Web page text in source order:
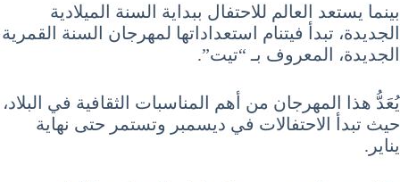
بينما يستعد العالم للاحتفال ببداية السنة الميلادية
الجديدة، تبدأ فيتنام استعداداتها لمهرجان السنة القمرية
الجديدة، المعروف بـ “تيت”.
يُعَدُّ هذا المهرجان من أهم المناسبات الثقافية في البلاد،
حيث تبدأ الاحتفالات في ديسمبر وتستمر حتى نهاية
يناير.